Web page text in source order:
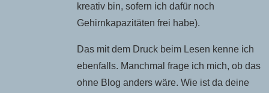
kreativ bin, sofern ich dafür noch
Gehirnkapazitäten frei habe).
Das mit dem Druck beim Lesen kenne ich
ebenfalls. Manchmal frage ich mich, ob das
ohne Blog anders wäre. Wie ist da deine